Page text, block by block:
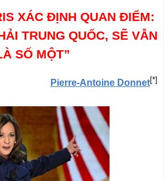
XÁC ĐỊNH QUAN ĐIỂM:
TRUNG QUỐC, SẼ VẪN
SỐ MỘT”
Pierre-Antoine Donnet[*]